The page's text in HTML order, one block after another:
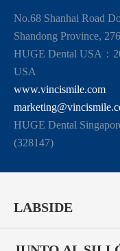
No.68 Shanhai Road
Shandong Province,
HUGE Dental USA：
USA
www.vincismile.com
HUGE Dental
(328147)
LABSIDE